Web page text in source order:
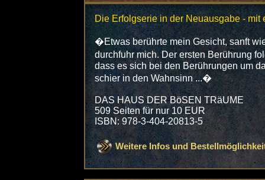
Die Erfolgserie in der Neuausgabe - mit
�Etwas berührte mein Gesicht, sanft
durchfuhr mich. Der ersten Berührung
dass es sich bei den Berührungen um
schier in den Wahnsinn ...�
DAS HAUS DER BöSEN TRäUME
509 Seiten für nur 10 EUR
ISBN: 978-3-404-20813-5
Weitere Infos und